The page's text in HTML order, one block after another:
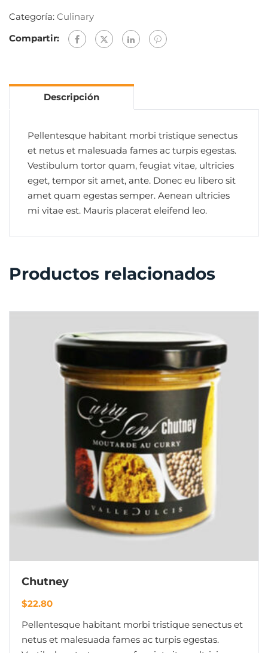
Categoría: Culinary
Compartir:
Descripción
Pellentesque habitant morbi tristique senectus
et netus et malesuada fames ac turpis egestas.
Vestibulum tortor quam, feugiat vitae, ultricies
eget, tempor sit amet, ante. Donec eu libero sit
amet quam egestas semper. Aenean ultricies
mi vitae est. Mauris placerat eleifend leo.
Productos relacionados
Chutney
$22.80
Pellentesque habitant morbi tristique senectus et
netus et malesuada fames ac turpis egestas.